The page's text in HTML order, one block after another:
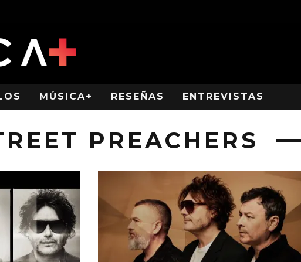
MÚSICA+ RESEÑAS ENTREVISTAS
PREACHERS